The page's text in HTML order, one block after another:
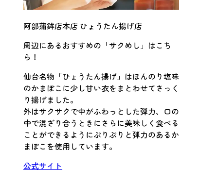
阿部蒲鉾店本店 ひょうたん揚げ店
周辺にあるおすすめの「サクめし」はこち
ら！
仙台名物「ひょうたん揚げ」はほんのり塩味
のかまぼこに少し甘い衣をまとわせてさっく
り揚げました。
外はサクサクで中がふわっとした弾力、口の
中で混ざり合うときにさらに美味しく食べる
ことができるようにぷりぷりと弾力のあるか
まぼこを使用しています。
公式サイト